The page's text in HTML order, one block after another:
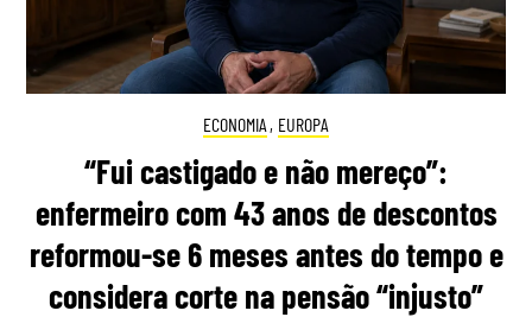
ECONOMIA , EUROPA
“Fui castigado e não mereço”:
enfermeiro com 43 anos de descontos
reformou-se 6 meses antes do tempo e
considera corte na pensão “injusto”